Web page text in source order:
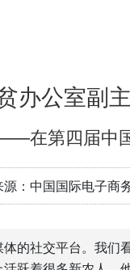
办公室副
第四届中国
源：中国国际电子商
的社交平台。我